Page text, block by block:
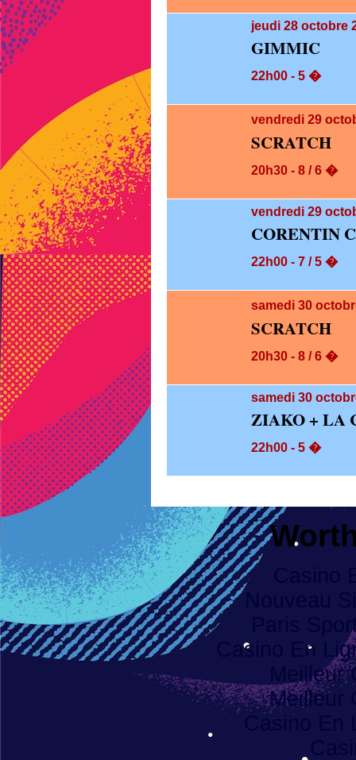
jeudi 28 octobre
GIMMIC
22h00 - 5 �
vendredi 29
SCRATCH
20h30 - 8 / 6 �
vendredi 29
CORENTIN
22h00 - 7 / 5 �
samedi 30
SCRATCH
20h30 - 8 / 6 �
samedi 30
ZIAKO + LA
22h00 - 5 �
Paris
Casino En
Meilleur
Casino